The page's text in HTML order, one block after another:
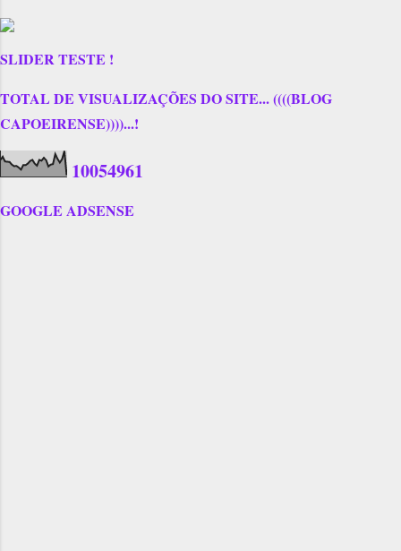
SLIDER TESTE !
TOTAL DE VISUALIZAÇÕES DO SITE... ((((BLOG
CAPOEIRENSE))))...!
10054961
GOOGLE ADSENSE